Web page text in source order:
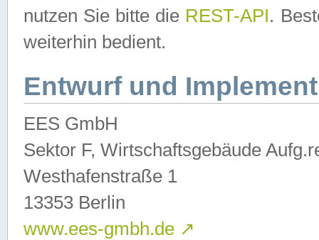
nutzen Sie bitte die REST-API.
weiterhin bedient.
Entwurf und
EES GmbH
Sektor F, Wirtschaftsgebäude
Westhafenstraße 1
13353 Berlin
www.ees-gmbh.de ↗